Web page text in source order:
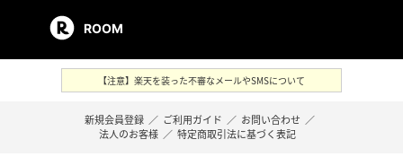
ROOM
【注意】楽天を装った不審なメールやSMSについて
新規会員登録 ／ ご利用ガイド ／ お問い合わせ ／
法人のお客様 ／ 特定商取引法に基づく表記